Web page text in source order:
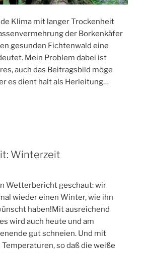
Klima mit langer Trockenheit
der Borkenkäfer
gesunden Fichtenwald eine
Mein Problem dabei ist
auch das Beitragsbild möge
es dient halt als Herleitung…
Winterzeit
Wetterbericht geschaut: wir
wieder einen Winter, wie ihn
haben!Mit ausreichend
wird auch heute und am
gut schneien. Und mit
so daß die weiße